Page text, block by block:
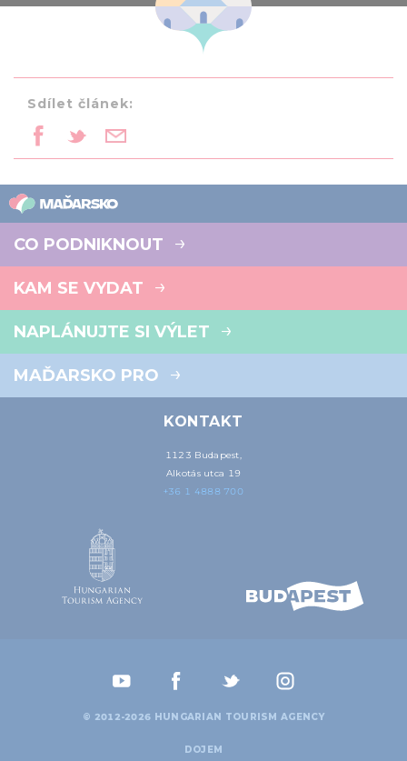
Sdílet článek:
CO PODNIKNOUT
KAM SE VYDAT
NAPLÁNUJTE SI VÝLET
MAĎARSKO PRO
KONTAKT
1123 Budapest,
Alkotás utca 19
+36 1 4888 700
© 2012-2026 HUNGARIAN TOURISM AGENCY
DOJEM